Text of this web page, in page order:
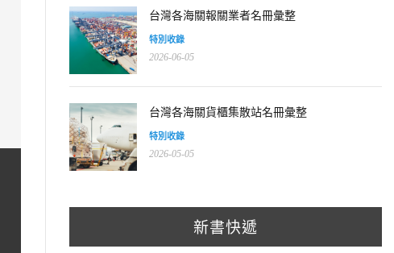
台灣各海關報關業者名冊彙整
特別收錄
2026-06-05
台灣各海關貨櫃集散站名冊彙整
特別收錄
2026-05-05
新書快遞